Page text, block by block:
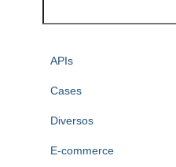
APIs
Cases
Diversos
E-commerce